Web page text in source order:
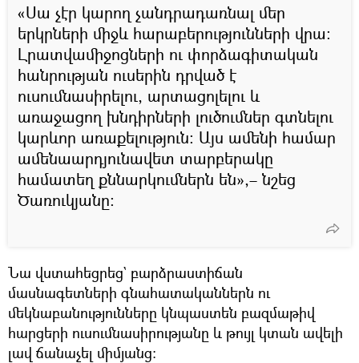
«Սա չէր կարող չանդրադառնալ մեր
երկրների միջև հարաբերությունների վրա։
Լրատվամիջոցների ու փորձագիտական
հանրության ուսերին դրված է
ուսումնասիրելու, արտացոլելու և
առաջացող խնդիրների լուծումներ գտնելու
կարևոր առաքելություն։ Այս ամենի համար
ամենաարդյունավետ տարբերակը
համատեղ քննարկումներն են»,– նշեց
Ծառուկյանը։
Նա վստահեցրեց` բարձրաստիճան
մասնագետների գնահատականներն ու
մեկնաբանությունները կնպաստեն բազմաթիվ
հարցերի ուսումնասիրությանը և թույլ կտան ավելի
լավ ճանաչել միմյանց։